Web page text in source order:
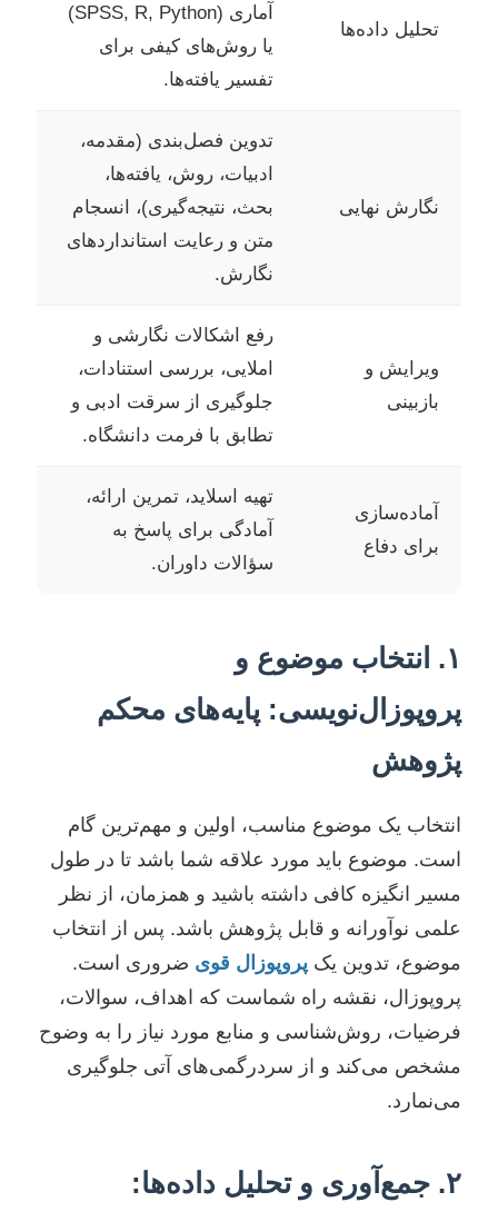
تحلیل داده‌ها
آماری (SPSS, R, Python)
یا روش‌های کیفی برای
تفسیر یافته‌ها.
نگارش نهایی
تدوین فصل‌بندی (مقدمه،
ادبیات، روش، یافته‌ها،
بحث، نتیجه‌گیری)، انسجام
متن و رعایت استانداردهای
نگارش.
ویرایش و
بازبینی
رفع اشکالات نگارشی و
املایی، بررسی استنادات،
جلوگیری از سرقت ادبی و
تطابق با فرمت دانشگاه.
آماده‌سازی
برای دفاع
تهیه اسلاید، تمرین ارائه،
آمادگی برای پاسخ به
سؤالات داوران.
۱. انتخاب موضوع و
پروپوزال‌نویسی: پایه‌های محکم
پژوهش
انتخاب یک موضوع مناسب، اولین و مهم‌ترین گام
است. موضوع باید مورد علاقه شما باشد تا در طول
مسیر انگیزه کافی داشته باشید و همزمان، از نظر
علمی نوآورانه و قابل پژوهش باشد. پس از انتخاب
موضوع، تدوین یک پروپوزال قویضروری است.
پروپوزال، نقشه راه شماست که اهداف، سوالات،
فرضیات، روش‌شناسی و منابع مورد نیاز را به وضوح
مشخص می‌کند و از سردرگمی‌های آتی جلوگیری
می‌نمارد.
۲. جمع‌آوری و تحلیل داده‌ها: